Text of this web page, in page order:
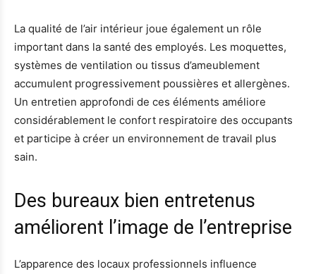
La qualité de l’air intérieur joue également un rôle
important dans la santé des employés. Les moquettes,
systèmes de ventilation ou tissus d’ameublement
accumulent progressivement poussières et allergènes.
Un entretien approfondi de ces éléments améliore
considérablement le confort respiratoire des occupants
et participe à créer un environnement de travail plus
sain.
Des bureaux bien entretenus
améliorent l’image de l’entreprise
L’apparence des locaux professionnels influence